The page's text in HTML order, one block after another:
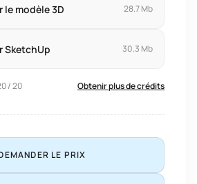
le modèle 3D 28.7 Mb
SketchUp 30.3 Mb
/ 20 Obtenir plus de crédits
LE PRIX